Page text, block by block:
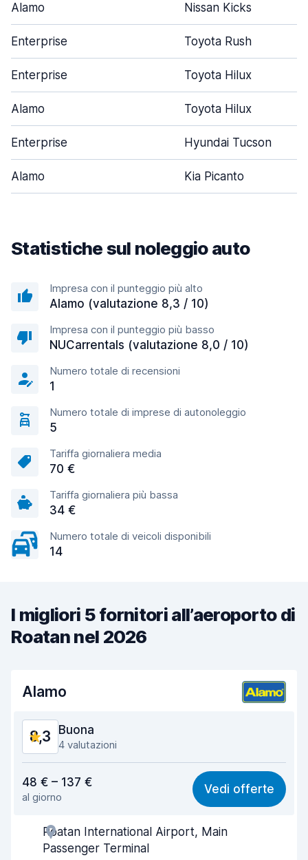
Alamo Nissan Kicks
Enterprise Toyota Rush
Enterprise Toyota Hilux
Alamo Toyota Hilux
Enterprise Hyundai Tucson
Alamo Kia Picanto
Statistiche sul noleggio auto
Impresa con il punteggio più alto
Alamo (valutazione 8,3 / 10)
Impresa con il punteggio più basso
NUCarrentals (valutazione 8,0 / 10)
Numero totale di recensioni
1
Numero totale di imprese di autonoleggio
5
Tariffa giornaliera media
70 €
Tariffa giornaliera più bassa
34 €
Numero totale di veicoli disponibili
14
I migliori 5 fornitori all’aeroporto di
Roatan nel 2026
Alamo
8,3 Buona
4 valutazioni
8,3
Facile da trovare 8,4
Gentilezza degli agenti
48 € – 137 €
al giorno
Vedi offerte
Roatan International Airport, Main
Passenger Terminal